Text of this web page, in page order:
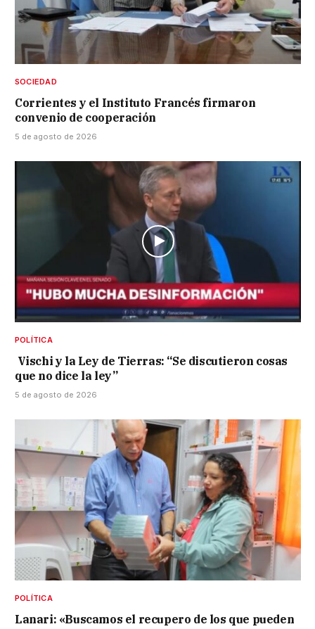
SOCIEDAD
Corrientes y el Instituto Francés firmaron
convenio de cooperación
5 de agosto de 2026
POLÍTICA
Vischi y la Ley de Tierras: “Se discutieron cosas
que no dice la ley”
5 de agosto de 2026
POLÍTICA
Lanari: «Buscamos el recupero de los que pueden